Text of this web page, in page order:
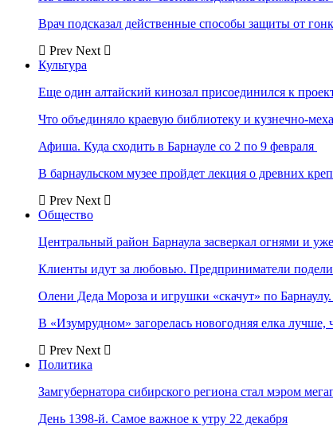
Врач подсказал действенные способы защиты от
Prev Next
Культура
Еще один алтайский кинозал присоединился к
Что объединяло краевую библиотеку и кузнечно-
Афиша. Куда сходить в Барнауле со 2 по 9 февраля
В барнаульском музее пройдет лекция о древних
Prev Next
Общество
Центральный район Барнаула засверкал огнями и
Клиенты идут за любовью. Предприниматели
Олени Деда Мороза и игрушки «скачут» по
В «Изумрудном» загорелась новогодняя елка
Prev Next
Политика
Замгубернатора сибирского региона стал мэром
День 1398-й. Самое важное к утру 22 декабря